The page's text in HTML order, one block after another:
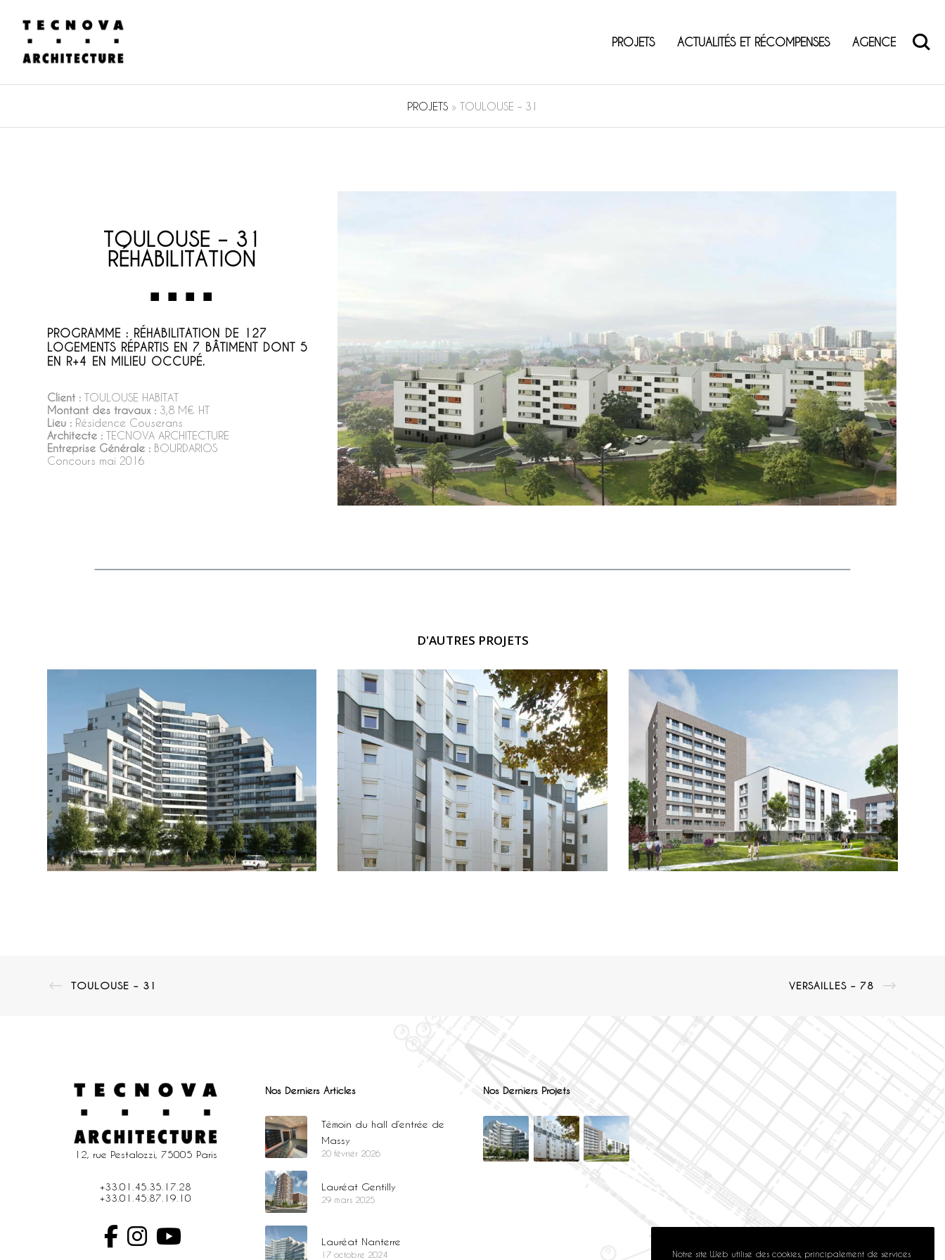
PROJETS ACTUALITÉS ET RÉCOMPENSES AGENCE
PROJETS » TOULOUSE – 31
TOULOUSE – 31
RÉHABILITATION
PROGRAMME : RÉHABILITATION DE 127
LOGEMENTS RÉPARTIS EN 7 BÂTIMENT DONT 5
EN R+4 EN MILIEU OCCUPÉ.
Client : TOULOUSE HABITAT
Montant des travaux : 3,8 M€ HT
Lieu : Résidence Couserans
Architecte : TECNOVA ARCHITECTURE
Entreprise Générale : BOURDARIOS
Concours mai 2016
D'AUTRES PROJETS
TOULOUSE – 31 VERSAILLES – 78
12, rue Pestalozzi, 75005 Paris
+33.01.45.35.17.28
+33.01.45.87.19.10
Nos Derniers Articles
Témoin du hall d’entrée de
Massy
20 février 2026
Lauréat Gentilly
29 mars 2025
Lauréat Nanterre
17 octobre 2024
Nos Derniers Projets
Notre site Web utilise des cookies, principalement de services